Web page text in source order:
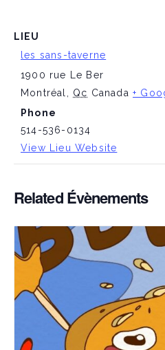
LIEU
les sans-taverne
1900 rue Le Ber
Montréal
Qc Canada +
Phone
514-536-0134
View Lieu Website
Related Évènements